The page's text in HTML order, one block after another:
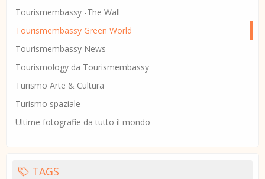
Tourismembassy -The Wall
Tourismembassy Green World
Tourismembassy News
Tourismology da Tourismembassy
Turismo Arte & Cultura
Turismo spaziale
Ultime fotografie da tutto il mondo
TAGS